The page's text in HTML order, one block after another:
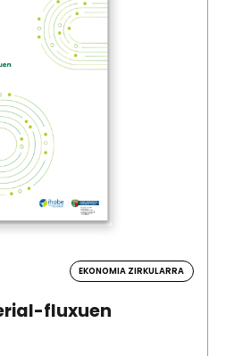
EKONOMIA ZIRKULARRA
fluxuen